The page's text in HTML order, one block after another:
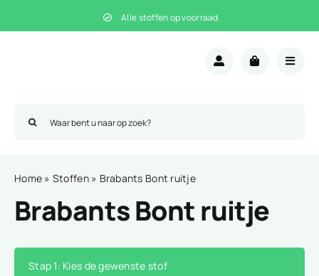
naar
Alle stoffen op voorraad
naar:
Home » Stoffen» Brabants Bont ruitje
Brabants Bont ruitje
Stap 1: Kies de gewenste stof